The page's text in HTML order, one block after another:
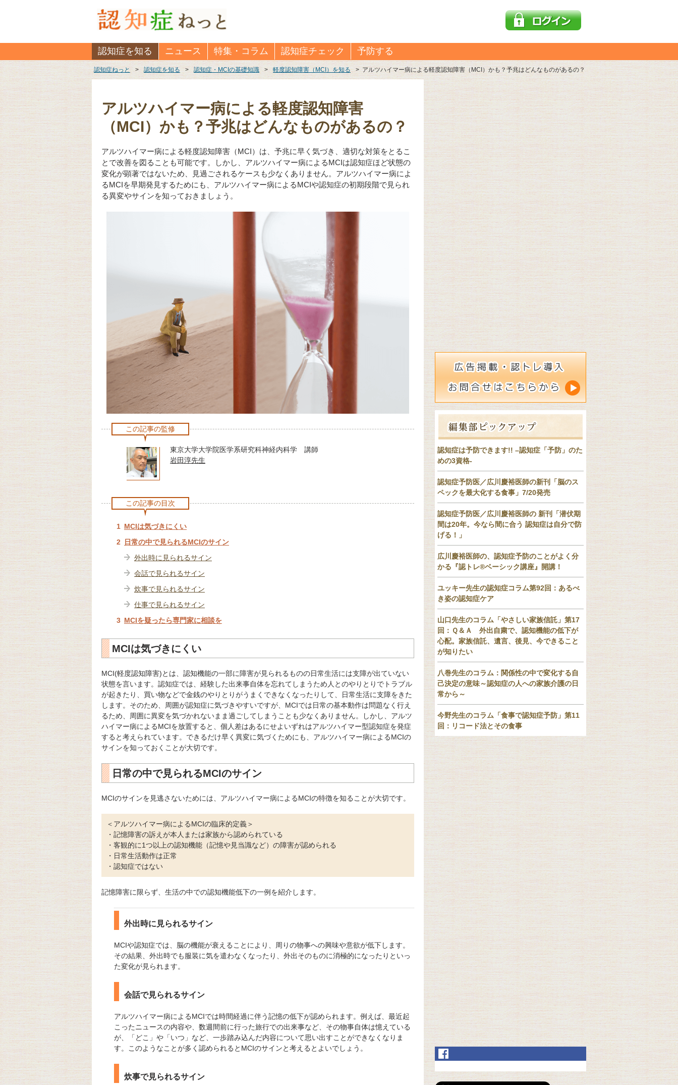
認知症を知る ニュース 特集・コラム 認知症チェック 予防する
認知症ねっと > 認知症を知る > 認知症・MCIの基礎知識 > 軽度認知障害（MCI）を知る > アルツハイマー病による軽度認知障害（MCI）かも？予兆はどんなものがあるの？
アルツハイマー病による軽度認知障害
（MCI）かも？予兆はどんなものがあるの？
アルツハイマー病による軽度認知障害（MCI）は、予兆に早く気づき、適切な対策をとるこ
とで改善を図ることも可能です。しかし、アルツハイマー病によるMCIは認知症ほど状態の
変化が顕著ではないため、見過ごされるケースも少なくありません。アルツハイマー病によ
るMCIを早期発見するためにも、アルツハイマー病によるMCIや認知症の初期段階で見られ
る異変やサインを知っておきましょう。
この記事の監修
東京大学大学院医学系研究科神経内科学 講師
岩田淳先生
この記事の目次
MCIは気づきにくい
日常の中で見られるMCIのサイン
外出時に見られるサイン
会話で見られるサイン
炊事で見られるサイン
仕事で見られるサイン
MCIを疑ったら専門家に相談を
MCIは気づきにくい
MCI(軽度認知障害)とは、認知機能の一部に障害が見られるものの日常生活には支障が出ていない
状態を言います。認知症では、経験した出来事自体を忘れてしまうため人とのやりとりでトラブル
が起きたり、買い物などで金銭のやりとりがうまくできなくなったりして、日常生活に支障をきた
します。そのため、周囲が認知症に気づきやすいですが、MCIでは日常の基本動作は問題なく行え
るため、周囲に異変を気づかれないまま過ごしてしまうことも少なくありません。しかし、アルツ
ハイマー病によるMCIを放置すると、個人差はあるにせよいずれはアルツハイマー型認知症を発症
すると考えられています。できるだけ早く異変に気づくためにも、アルツハイマー病によるMCIの
サインを知っておくことが大切です。
日常の中で見られるMCIのサイン
MCIのサインを見逃さないためには、アルツハイマー病によるMCIの特徴を知ることが大切です。
＜アルツハイマー病によるMCIの臨床的定義＞
・記憶障害の訴えが本人または家族から認められている
・客観的に1つ以上の認知機能（記憶や見当識など）の障害が認められる
・日常生活動作は正常
・認知症ではない
記憶障害に限らず、生活の中での認知機能低下の一例を紹介します。
外出時に見られるサイン
MCIや認知症では、脳の機能が衰えることにより、周りの物事への興味や意欲が低下します。
その結果、外出時でも服装に気を遣わなくなったり、外出そのものに消極的になったりといっ
た変化が見られます。
会話で見られるサイン
アルツハイマー病によるMCIでは時間経過に伴う記憶の低下が認められます。例えば、最近起
こったニュースの内容や、数週間前に行った旅行での出来事など、その物事自体は憶えている
が、「どこ」や「いつ」など、一歩踏み込んだ内容について思い出すことができなくなりま
す。このようなことが多く認められるとMCIのサインと考えるとよいでしょう。
炊事で見られるサイン
認知症は予防できます!! –認知症「予防」のた
めの3資格-
認知症予防医／広川慶裕医師の新刊「脳のス
ペックを最大化する食事」7/20発売
認知症予防医／広川慶裕医師の 新刊「潜伏期
間は20年。今なら間に合う 認知症は自分で防
げる！」
広川慶裕医師の、認知症予防のことがよく分
かる『認トレ®️ベーシック講座』開講！
ユッキー先生の認知症コラム第92回：あるべ
き姿の認知症ケア
山口先生のコラム「やさしい家族信託」第17
回：Ｑ＆Ａ 外出自粛で、認知機能の低下が
心配。家族信託、遺言、後見、今できること
が知りたい
八巻先生のコラム：関係性の中で変化する自
己決定の意味～認知症の人への家族介護の日
常から～
今野先生のコラム「食事で認知症予防」第11
回：リコード法とその食事